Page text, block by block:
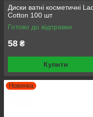
Диски ватні косметичнi
Cotton 100 шт
Готово до відправки
58 ₴
Купити
Новинка